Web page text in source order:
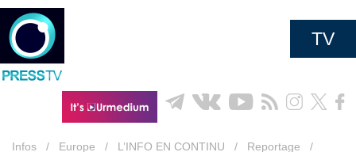
TV
Infos / Europe / L’INFO EN CONTINU / Reportage
/